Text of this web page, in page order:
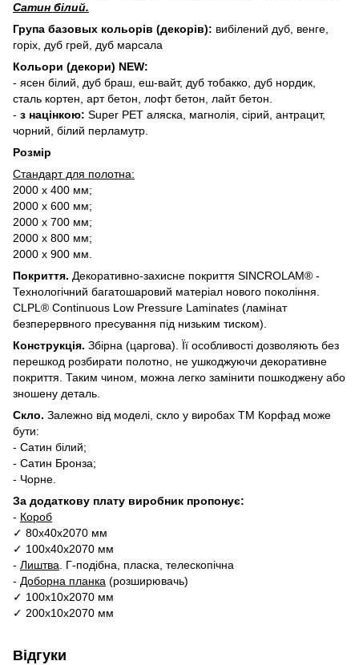
Сатин білий.
Група базовых кольорів (декорів): вибілений дуб, венге,
горіх, дуб грей, дуб марсала
Кольори (декори) NEW:
- ясен білий, дуб браш, еш-вайт, дуб тобакко, дуб нордик,
сталь кортен, арт бетон, лофт бетон, лайт бетон.
- з націнкою: Super PET аляска, магнолія, сірий, антрацит,
чорний, білий перламутр.
Розмір
Стандарт для полотна:
2000 х 400 мм;
2000 х 600 мм;
2000 х 700 мм;
2000 х 800 мм;
2000 х 900 мм.
Покриття. Декоративно-захисне покриття SINCROLAM® -
Технологічний багатошаровий матеріал нового покоління.
CLPL® Continuous Low Pressure Laminates (ламінат
безперервного пресування під низьким тиском).
Конструкція. Збірна (царгова). Її особливості дозволяють без
перешкод розбирати полотно, не ушкоджуючи декоративне
покриття. Таким чином, можна легко замінити пошкоджену або
зношену деталь.
Скло. Залежно від моделі, скло у виробах ТМ Корфад може
бути:
- Сатин білий;
- Сатин Бронза;
- Чорне.
За додаткову плату виробник пропонує:
- Короб
✓ 80х40х2070 мм
✓ 100х40х2070 мм
- Лиштва . Г-подібна, пласка, телескопічна
- Доборна планка (розширювачь)
✓ 100х10х2070 мм
✓ 200х10х2070 мм
Відгуки